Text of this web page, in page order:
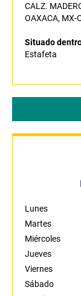
CALZ.
OAXACA, MX-
Situado
Estafeta
Lunes
Martes
Miércoles
Jueves
Viernes
Sábado